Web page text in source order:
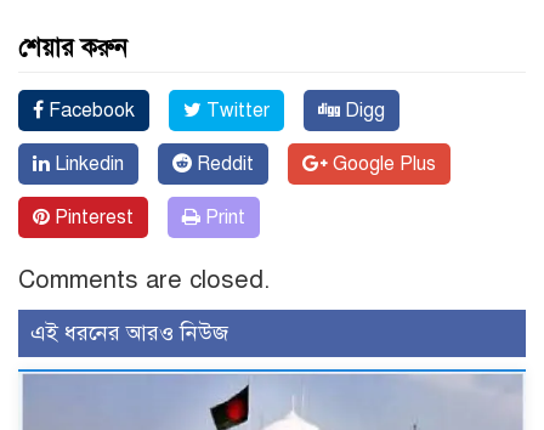
শেয়ার করুন
Facebook Twitter Digg
Linkedin Reddit Google Plus
Pinterest Print
Comments are closed.
এই ধরনের আরও নিউজ